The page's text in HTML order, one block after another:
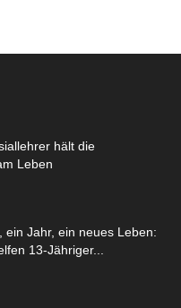
hält die
Leben
ein Jahr, ein neues Leben:
13-Jähriger...